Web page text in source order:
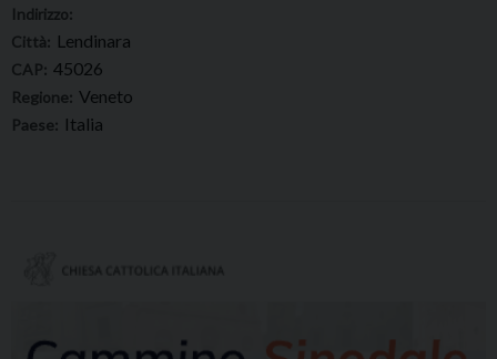
Indirizzo:
Città: Lendinara
CAP: 45026
Regione: Veneto
Paese: Italia